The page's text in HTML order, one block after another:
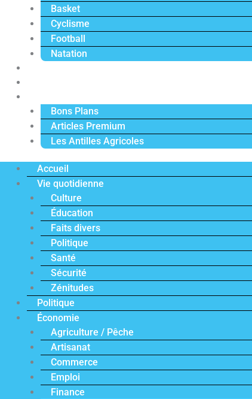
Basket
Cyclisme
Football
Natation
Bons Plans
Articles Premium
Les Antilles Agricoles
Accueil
Vie quotidienne
Culture
Éducation
Faits divers
Politique
Santé
Sécurité
Zénitudes
Politique
Économie
Agriculture / Pêche
Artisanat
Commerce
Emploi
Finance